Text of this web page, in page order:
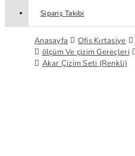
Sipariş Takibi
Anasayfa Ofis Kırtasiye
ölçüm Ve çizim Gereçleri
Akar Çizim Seti (Renkli)